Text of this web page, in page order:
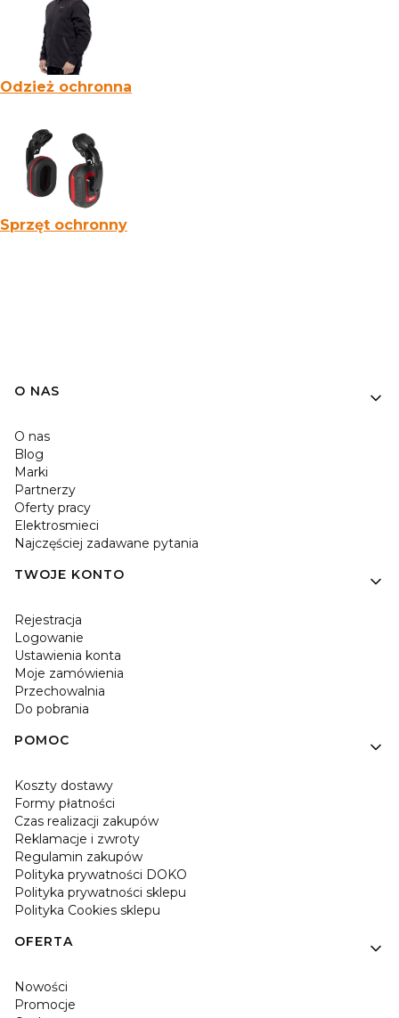
Odzież ochronna
Sprzęt ochronny
O NAS
O nas
Blog
Marki
Partnerzy
Oferty pracy
Elektrosmieci
Najczęściej zadawane pytania
TWOJE KONTO
Rejestracja
Logowanie
Ustawienia konta
Moje zamówienia
Przechowalnia
Do pobrania
POMOC
Koszty dostawy
Formy płatności
Czas realizacji zakupów
Reklamacje i zwroty
Regulamin zakupów
Polityka prywatności DOKO
Polityka prywatności sklepu
Polityka Cookies sklepu
OFERTA
Nowości
Promocje